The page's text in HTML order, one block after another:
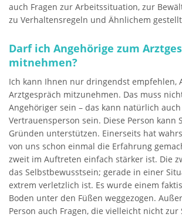
auch Fragen zur Arbeitssituation, zur
zu Verhaltensregeln und Ähnlichem
Darf ich Angehörige zum
mitnehmen?
Ich kann Ihnen nur dringendst empfehlen,
Arztgespräch mitzunehmen. Das muss
Angehöriger sein – das kann natürlich
Vertrauensperson sein. Diese Person kann
Gründen unterstützen. Einerseits hat
von uns schon einmal die Erfahrung
zweit im Auftreten einfach stärker ist. Die
das Selbstbewusstsein; gerade in einer
extrem verletzlich ist. Es wurde einem
Boden unter den Füßen weggezogen.
Person auch Fragen, die vielleicht nicht zur